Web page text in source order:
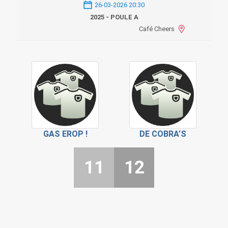
26-03-2026 20:30
2025 - POULE A
Café Cheers
GAS EROP ! DE COBRA’S
11 12